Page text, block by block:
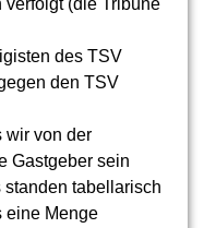
des TSV
den TSV
wir von der
Gastgeber sein
tabellarisch
eine Menge